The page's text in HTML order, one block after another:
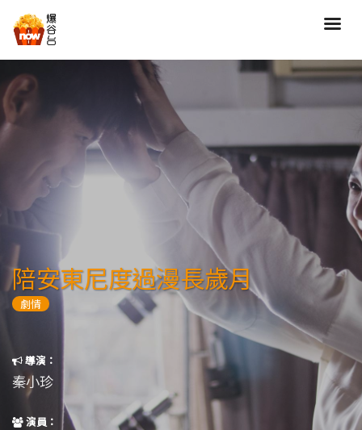
全部類型
劇情
喜劇
動作
愛情
歷險
恐怖
動畫
家庭
寫實紀錄
罪案
成人
特別/特輯
一般
其他
陪安東尼度過漫長歲月
劇情
導演：
秦小珍
演員：